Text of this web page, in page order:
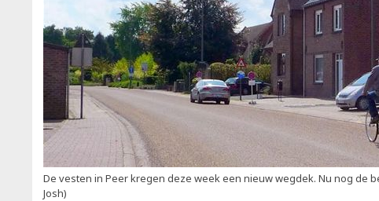
De vesten in Peer kregen deze week een nieuw wegdek. Nu nog de
Josh)